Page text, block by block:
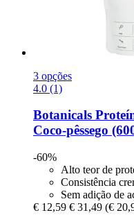
3 opções
4.0 (1)
Botanicals
Coco-​pêssego
-60%
Alto teor de
Consistência
Sem adição de
€ 12,59 € 31,49 (€